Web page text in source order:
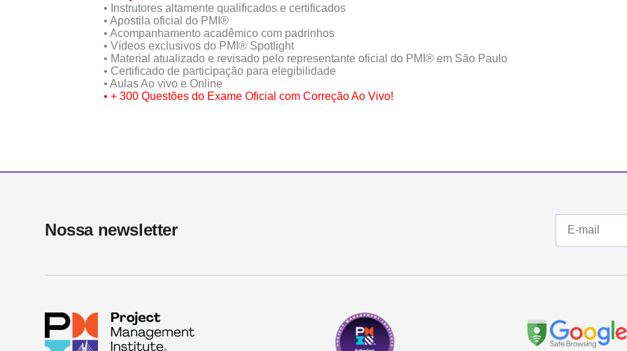
• Instrutores altamente qualificados e certificados
• Apostila oficial do PMI®️
• Acompanhamento acadêmico com padrinhos
• Vídeos exclusivos do PMI®️ Spotlight
• Material atualizado e revisado pelo representante oficial do PMI®️ em São Paulo
• Certificado de participação para elegibilidade
• Aulas Ao vivo e Online
• + 300 Questões do Exame Oficial com Correção Ao Vivo!
Nossa newsletter​